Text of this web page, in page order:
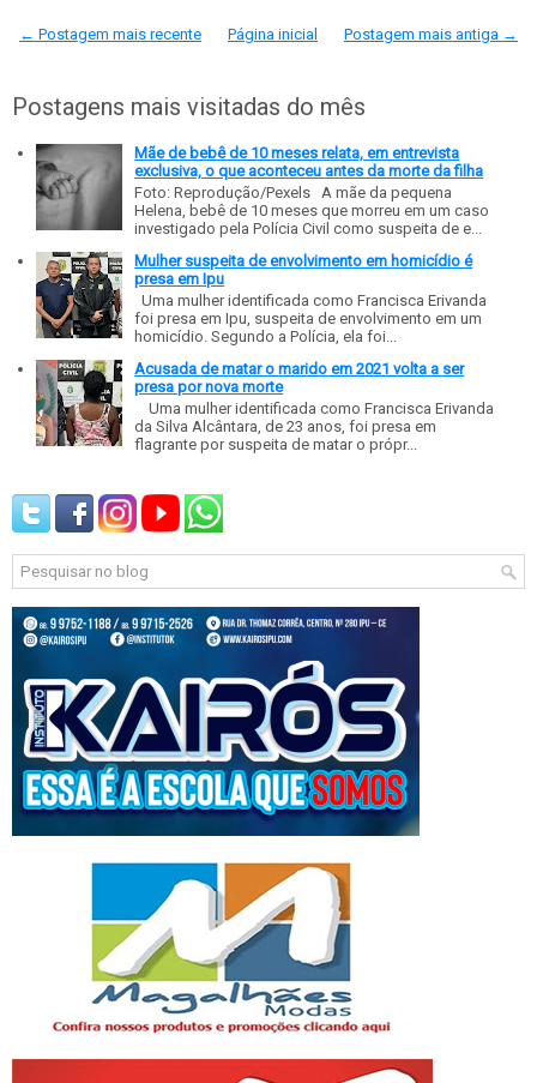
← Postagem mais recente Postagem mais antiga →
Página inicial
Postagens mais visitadas do mês
Mãe de bebê de 10 meses relata, em entrevista
exclusiva, o que aconteceu antes da morte da filha
Foto: Reprodução/Pexels A mãe da pequena
Helena, bebê de 10 meses que morreu em um caso
investigado pela Polícia Civil como suspeita de e...
Mulher suspeita de envolvimento em homicídio é
presa em Ipu
Uma mulher identificada como Francisca Erivanda
foi presa em Ipu, suspeita de envolvimento em um
homicídio. Segundo a Polícia, ela foi...
Acusada de matar o marido em 2021 volta a ser
presa por nova morte
Uma mulher identificada como Francisca Erivanda
da Silva Alcântara, de 23 anos, foi presa em
flagrante por suspeita de matar o própr...